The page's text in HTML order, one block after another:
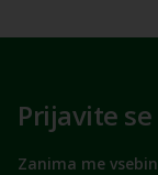
Prijavite
Zanima me